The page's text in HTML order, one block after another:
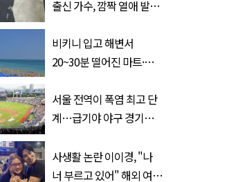
출신 가수, 깜짝 열애 발
(+사진)
비키니 입고 해변서
20~30분 떨어진 마트·주
속출, 반응 폭발
서울 전역이 폭염 최고 단
계…급기야 야구 경기까
사생활 논란 이이경, "나
너 부르고 있어" 해외 여배